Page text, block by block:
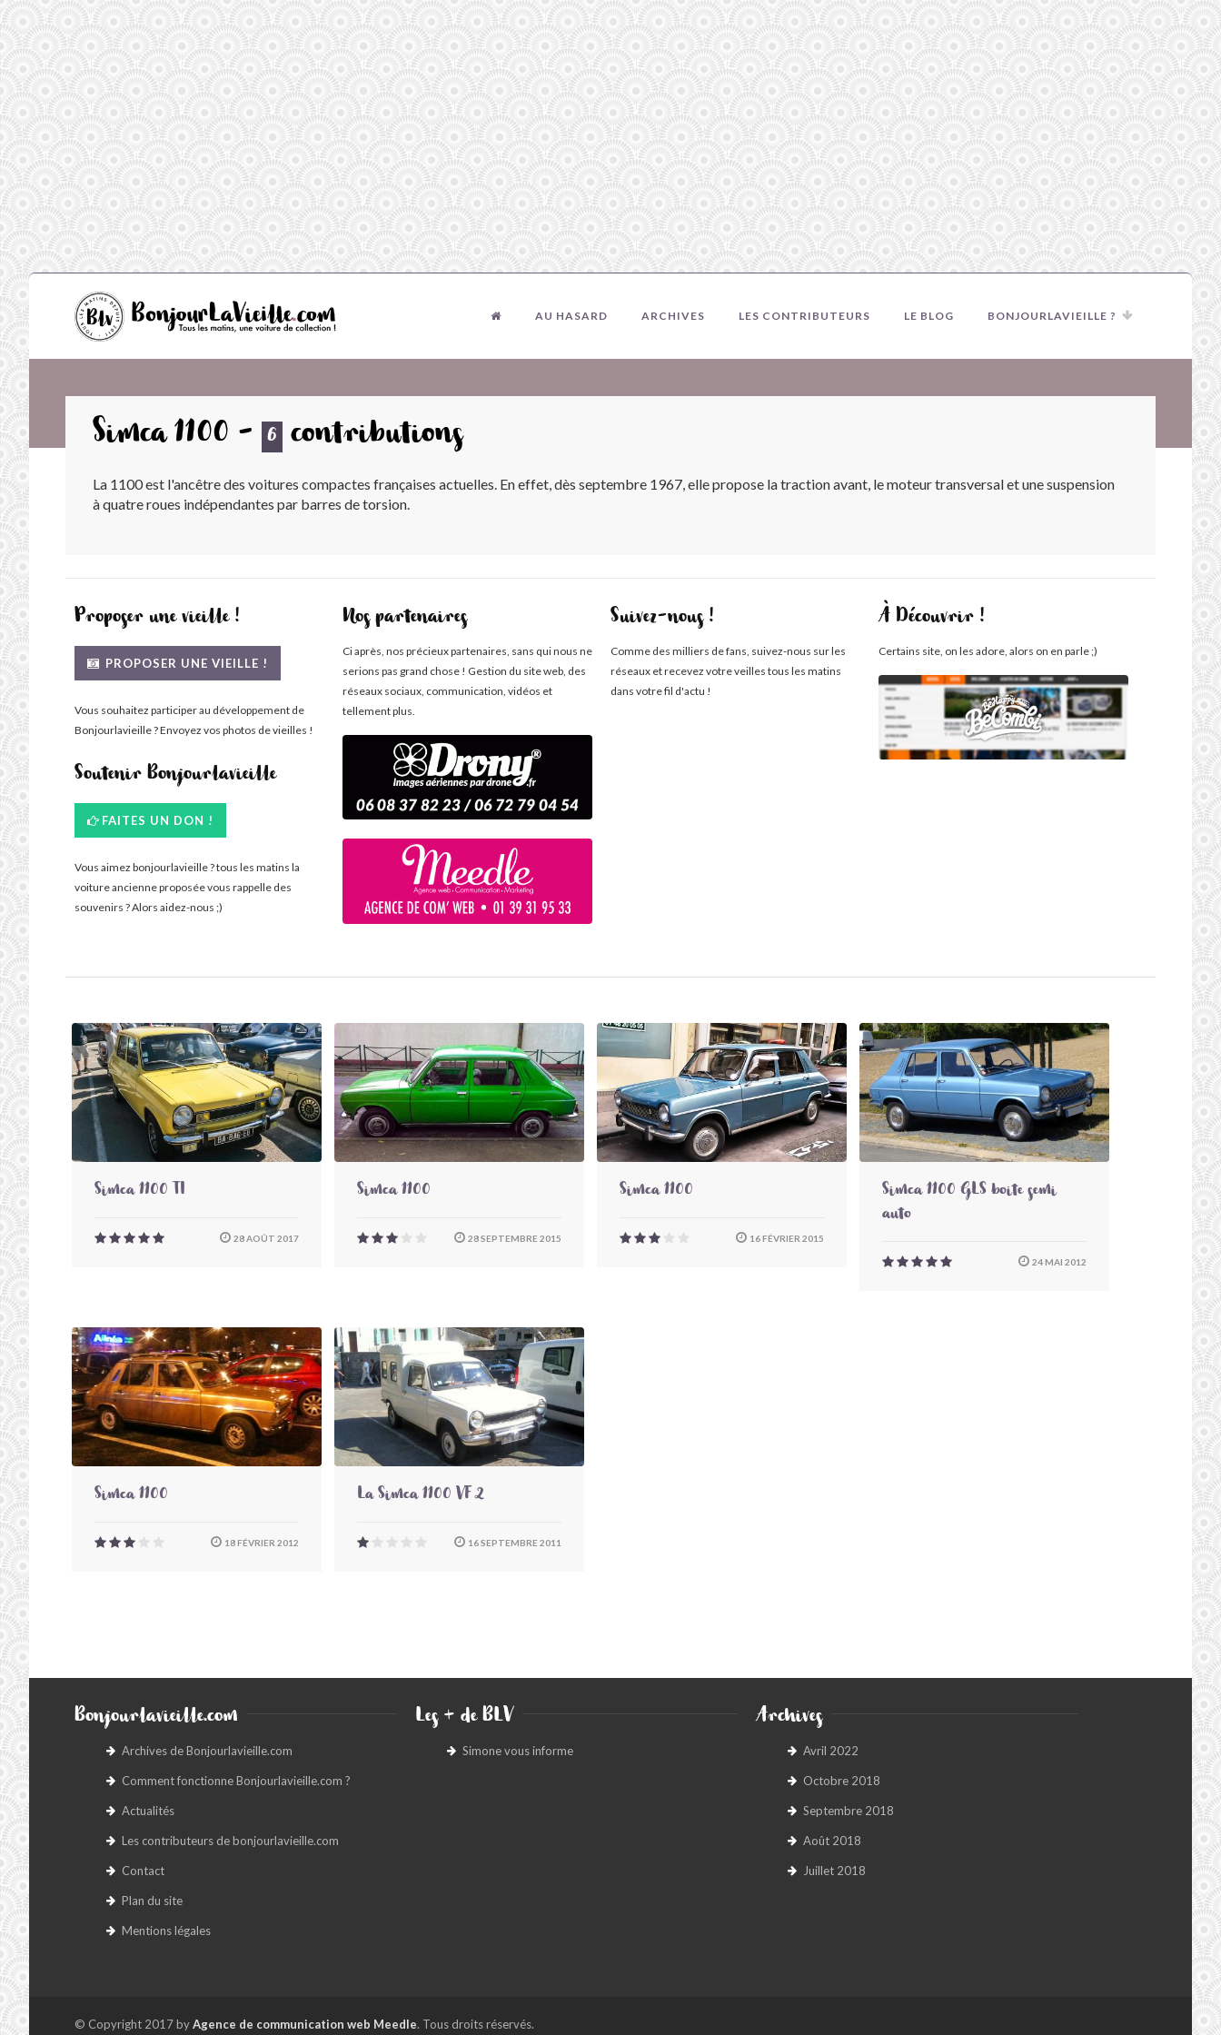
AU HASARD ARCHIVES LES CONTRIBUTEURS LE BLOG BONJOURLAVIEILLE ?
Simca 1100 - 6 contributions
La 1100 est l'ancêtre des voitures compactes françaises actuelles. En effet, dès septembre 1967, elle propose la traction avant, le moteur transversal et une suspension
à quatre roues indépendantes par barres de torsion.
Proposer une vieille !
PROPOSER UNE VIEILLE !
Vous souhaitez participer au développement de
Bonjourlavieille ? Envoyez vos photos de vieilles !
Soutenir Bonjourlavieille
FAITES UN DON !
Vous aimez bonjourlavieille ? tous les matins la
voiture ancienne proposée vous rappelle des
souvenirs ? Alors aidez-nous ;)
Nos partenaires
Ci après, nos précieux partenaires, sans qui nous ne
serions pas grand chose ! Gestion du site web, des
réseaux sociaux, communication, vidéos et
tellement plus.
Suivez-nous !
Comme des milliers de fans, suivez-nous sur les
réseaux et recevez votre veilles tous les matins
dans votre fil d'actu !
À Découvrir !
Certains site, on les adore, alors on en parle ;)
Simca 1100 TI
28 AOÛT 2017
Simca 1100
28 SEPTEMBRE 2015
Simca 1100
16 FÉVRIER 2015
Simca 1100 GLS boite semi
auto
24 MAI 2012
Simca 1100
18 FÉVRIER 2012
La Simca 1100 VF 2
16 SEPTEMBRE 2011
Bonjourlavieille.com
Archives de Bonjourlavieille.com
Comment fonctionne Bonjourlavieille.com ?
Actualités
Les contributeurs de bonjourlavieille.com
Contact
Plan du site
Mentions légales
Les + de BLV
Simone vous informe
Archives
Avril 2022
Octobre 2018
Septembre 2018
Août 2018
Juillet 2018
© Copyright 2017 byAgence de communication web Meedle. Tous droits réservés.